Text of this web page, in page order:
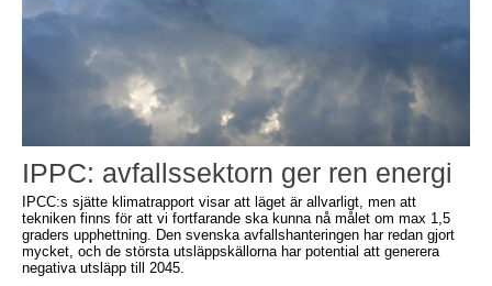
IPPC: avfallssektorn ger ren energi
IPCC:s sjätte klimatrapport visar att läget är allvarligt, men att
tekniken finns för att vi fortfarande ska kunna nå målet om max 1,5
graders upphettning. Den svenska avfallshanteringen har redan gjort
mycket, och de största utsläppskällorna har potential att generera
negativa utsläpp till 2045.